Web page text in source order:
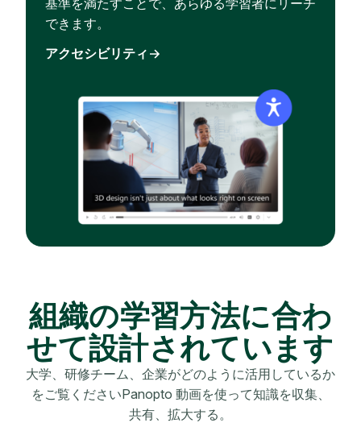
基準を満たすことで、あらゆる学習者にリーチ
できます。
アクセシビリティ
組織の学習方法に合わ
せて設計されています
大学、研修チーム、企業がどのように活用しているか
をご覧くださいPanopto 動画を使って知識を収集、
共有、拡大する。